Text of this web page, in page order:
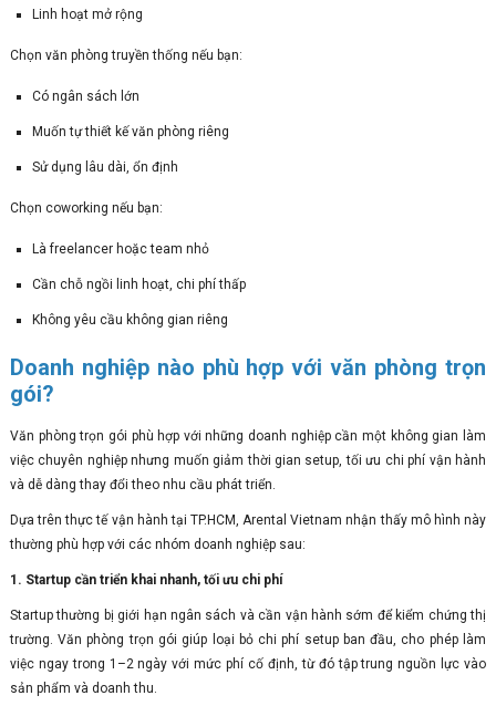
Linh hoạt mở rộng
Chọn văn phòng truyền thống nếu bạn:
Có ngân sách lớn
Muốn tự thiết kế văn phòng riêng
Sử dụng lâu dài, ổn định
Chọn coworking nếu bạn:
Là freelancer hoặc team nhỏ
Cần chỗ ngồi linh hoạt, chi phí thấp
Không yêu cầu không gian riêng
Doanh nghiệp nào phù hợp với văn phòng trọn
gói?
Văn phòng trọn gói phù hợp với những doanh nghiệp cần một không gian làm
việc chuyên nghiệp nhưng muốn giảm thời gian setup, tối ưu chi phí vận hành
và dễ dàng thay đổi theo nhu cầu phát triển.
Dựa trên thực tế vận hành tại TP.HCM, Arental Vietnam nhận thấy mô hình này
thường phù hợp với các nhóm doanh nghiệp sau:
1. Startup cần triển khai nhanh, tối ưu chi phí
Startup thường bị giới hạn ngân sách và cần vận hành sớm để kiểm chứng thị
trường. Văn phòng trọn gói giúp loại bỏ chi phí setup ban đầu, cho phép làm
việc ngay trong 1–2 ngày với mức phí cố định, từ đó tập trung nguồn lực vào
sản phẩm và doanh thu.